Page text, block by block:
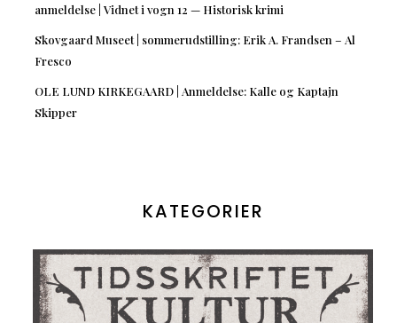
anmeldelse | Vidnet i vogn 12 — Historisk krimi
Skovgaard Museet | sommerudstilling: Erik A. Frandsen – Al
Fresco
OLE LUND KIRKEGAARD | Anmeldelse: Kalle og Kaptajn
Skipper
KATEGORIER